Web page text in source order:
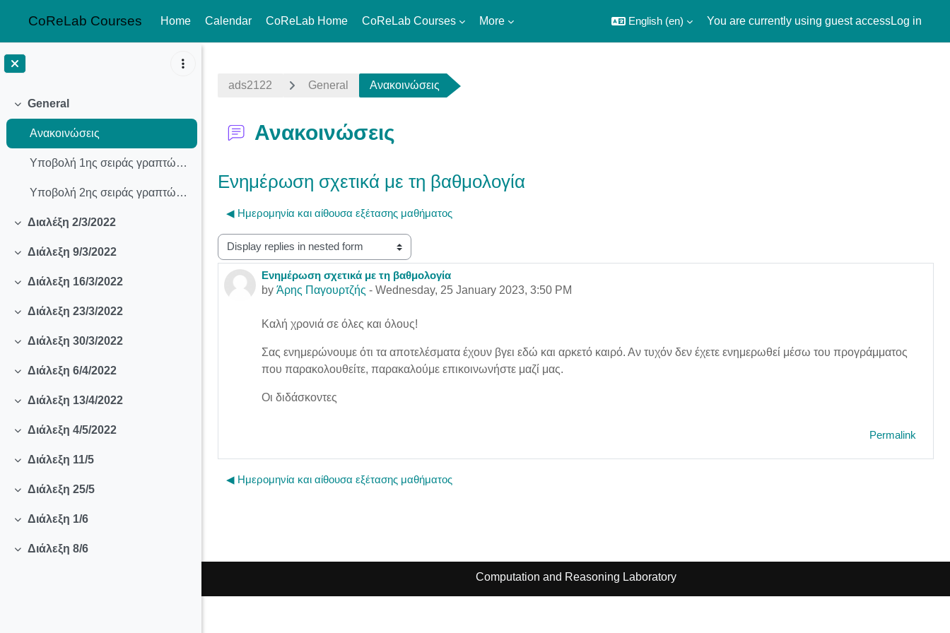
CoReLab Courses Home Calendar CoReLab Home CoReLab Courses More English ‎(en)‎ You are currently using guest accessLog in
Collapse
General
Ανακοινώσεις
Υποβολή 1ης σειράς γραπτών ασκήσεων
Υποβολή 2ης σειράς γραπτών ασκήσεων
Collapse
Διαλέξη 2/3/2022
Collapse
Διάλεξη 9/3/2022
Collapse
Διάλεξη 16/3/2022
Collapse
Διάλεξη 23/3/2022
Collapse
Διάλεξη 30/3/2022
Collapse
Διάλεξη 6/4/2022
Collapse
Διάλεξη 13/4/2022
Collapse
Διάλεξη 4/5/2022
Collapse
Διάλεξη 11/5
Collapse
Διάλεξη 25/5
Collapse
Διάλεξη 1/6
Collapse
Διάλεξη 8/6
ads2122 General Ανακοινώσεις
Ανακοινώσεις
Ενημέρωση σχετικά με τη βαθμολογία
◀︎ Ημερομηνία και αίθουσα εξέτασης μαθήματος
Display mode
Ενημέρωση σχετικά με τη βαθμολογία
by Άρης Παγουρτζής - Wednesday, 25 January 2023, 3:50 PM
Number of replies: 0
Καλή χρονιά σε όλες και όλους!
Σας ενημερώνουμε ότι τα αποτελέσματα έχουν βγει εδώ και αρκετό καιρό. Αν τυχόν δεν έχετε ενημερωθεί μέσω του προγράμματος
που παρακολουθείτε, παρακαλούμε επικοινωνήστε μαζί μας.
Οι διδάσκοντες
Permalink
◀︎ Ημερομηνία και αίθουσα εξέτασης μαθήματος
Computation and Reasoning Laboratory